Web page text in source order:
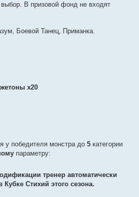
В призовой фонд не входят
Боевой Танец, Приманка.
х20
у победителя монстра до 5 категории
параметру:
тренер автоматически
Кубке Стихий этого сезона.